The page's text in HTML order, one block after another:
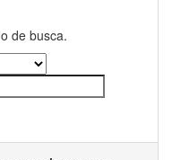
de busca.